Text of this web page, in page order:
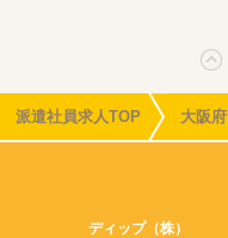
派遣社員求人TOP 大阪府
ディップ（株）